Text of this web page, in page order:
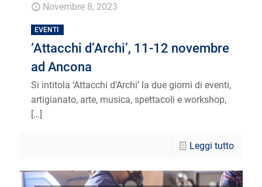
Novembre 8, 2023
EVENTI
‘Attacchi d’Archi’, 11-12 novembre
ad Ancona
Si intitola ‘Attacchi d’Archi’ la due giorni di eventi,
artigianato, arte, musica, spettacoli e workshop,
[…]
Leggi tutto